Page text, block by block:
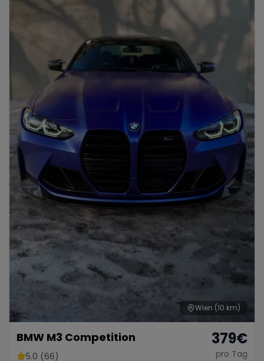
Bentley Rolls Royce Aston Martin
Bugatti Lotus Maserati
Range Rover Corvette
Wien (10 km)
BMW M3 Competition
5.0 (66)
379€
pro Tag